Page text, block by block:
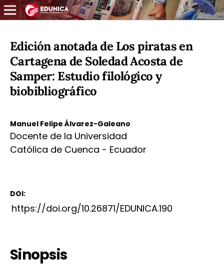
Edición anotada de Los piratas en
Cartagena de Soledad Acosta de
Samper: Estudio filológico y
biobibliográfico
Manuel Felipe Álvarez-Galeano
Docente de la Universidad
Católica de Cuenca - Ecuador
DOI:
https://doi.org/10.26871/EDUNICA.190
Sinopsis